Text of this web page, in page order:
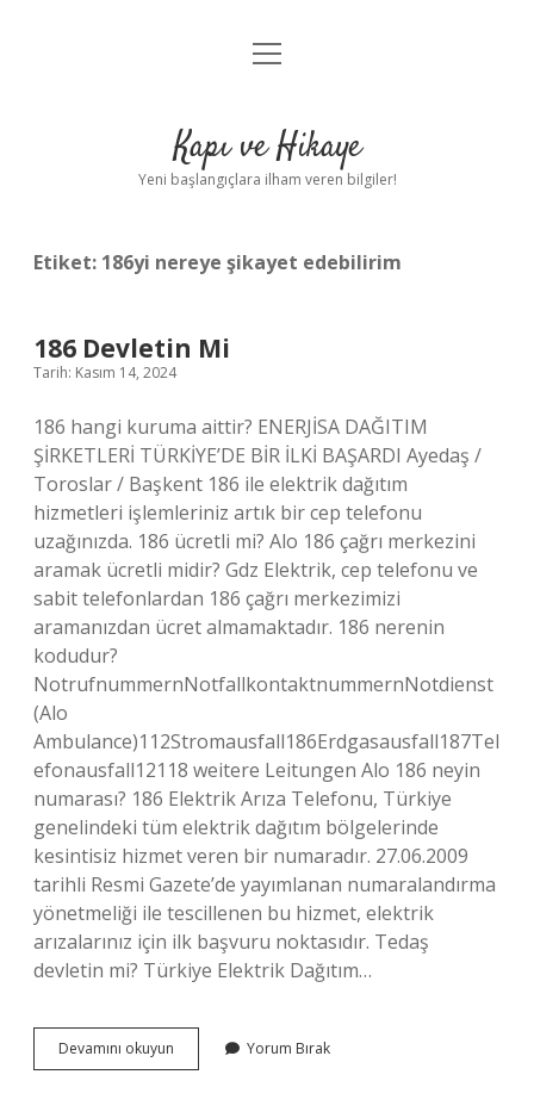
Anasayfa
Yasal Uyarı
menüyü
Kapı ve Hikaye
Yeni başlangıçlara ilham veren bilgiler!
Etiket: 186yi nereye şikayet edebilirim
186 Devletin Mi
Tarih: Kasım 14, 2024
186 hangi kuruma aittir? ENERJİSA DAĞITIM
ŞİRKETLERİ TÜRKİYE’DE BİR İLKİ BAŞARDI Ayedaş /
Toroslar / Başkent 186 ile elektrik dağıtım
hizmetleri işlemleriniz artık bir cep telefonu
uzağınızda. 186 ücretli mi? Alo 186 çağrı merkezini
aramak ücretli midir? Gdz Elektrik, cep telefonu ve
sabit telefonlardan 186 çağrı merkezimizi
aramanızdan ücret almamaktadır. 186 nerenin
kodudur?
NotrufnummernNotfallkontaktnummernNotdienst
(Alo
Ambulance)112Stromausfall186Erdgasausfall187Tel
efonausfall12118 weitere Leitungen Alo 186 neyin
numarası? 186 Elektrik Arıza Telefonu, Türkiye
genelindeki tüm elektrik dağıtım bölgelerinde
kesintisiz hizmet veren bir numaradır. 27.06.2009
tarihli Resmi Gazete’de yayımlanan numaralandırma
yönetmeliği ile tescillenen bu hizmet, elektrik
arızalarınız için ilk başvuru noktasıdır. Tedaş
devletin mi? Türkiye Elektrik Dağıtım…
Devamını okuyun
Devletin
Yorum Bırak